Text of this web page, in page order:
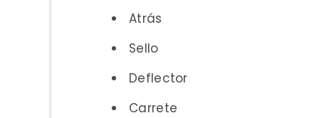
Atrás
Sello
Deflector
Carrete